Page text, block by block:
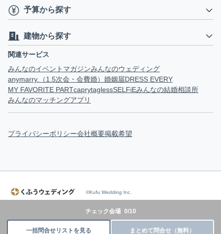
チェック会場 0/10
一括問合せリストを見る まとめて問合せ（無料）
予算から探す
建物から探す
関連サービス
みんなのイベントマガジンみんなのウェディング
anymarry.（1.5次会・会費婚） 婚姻届DRESS EVERY
MY FAVORITE PARTcaprytaglessSELFiEみんなの結婚相談所
みんなのマッチングアプリ
プライバシーポリシー会社概要掲載希望
©Kufu Wedding Inc.